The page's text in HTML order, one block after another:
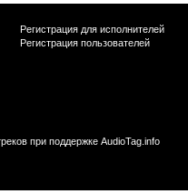
Регистрация для исполнителей
Регистрация пользователей
при поддержке AudioTag.info